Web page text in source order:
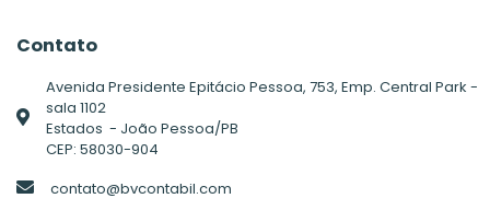
Contato
Avenida Presidente Epitácio Pessoa, 753, Emp. Central Park -
sala 1102
Estados - João Pessoa/PB
CEP: 58030-904
contato@bvcontabil.com